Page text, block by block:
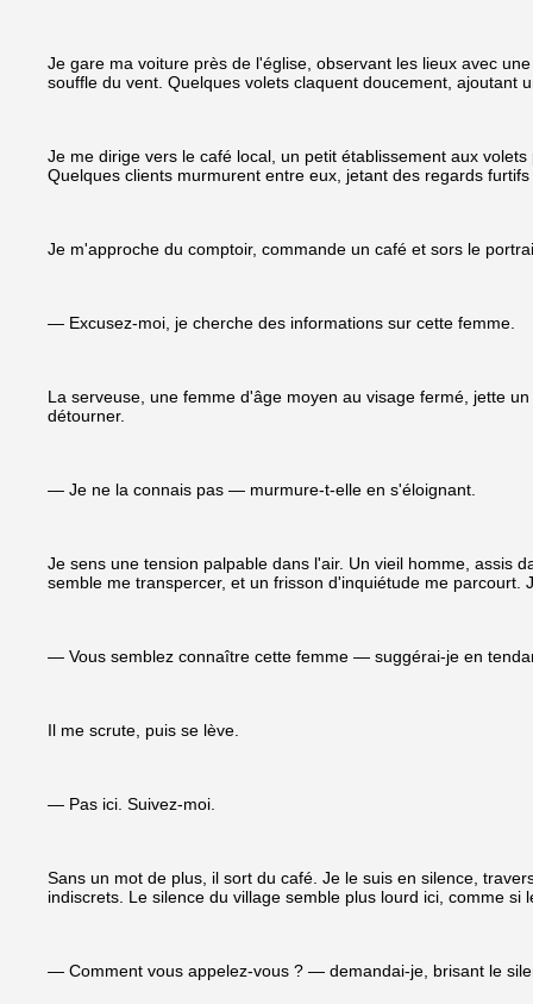
Je gare ma voiture près de l'église, observant les lieux avec
souffle du vent. Quelques volets claquent doucement, ajoutant
Je me dirige vers le café local, un petit établissement aux
Quelques clients murmurent entre eux, jetant des regards
Je m'approche du comptoir, commande un café et sors le
— Excusez-moi, je cherche des informations sur cette femme.
La serveuse, une femme d'âge moyen au visage fermé, jette
détourner.
— Je ne la connais pas — murmure-t-elle en s'éloignant.
Je sens une tension palpable dans l'air. Un vieil homme, assis
semble me transpercer, et un frisson d'inquiétude me parcourt.
— Vous semblez connaître cette femme — suggérai-je en
Il me scrute, puis se lève.
— Pas ici. Suivez-moi.
Sans un mot de plus, il sort du café. Je le suis en silence,
indiscrets. Le silence du village semble plus lourd ici, comme
— Comment vous appelez-vous ? — demandai-je, brisant le